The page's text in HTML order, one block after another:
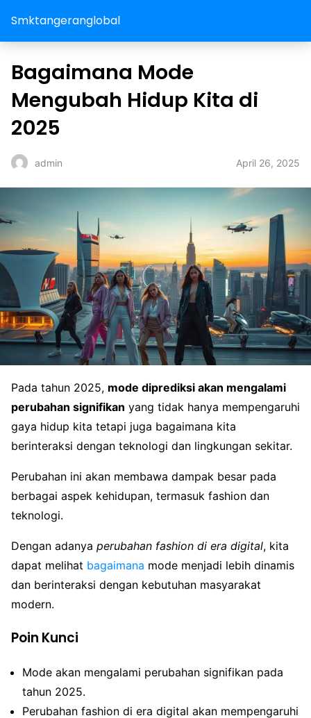
Smktangeranglobal
Bagaimana Mode
Mengubah Hidup Kita di
2025
admin April 26, 2025
Pada tahun 2025, mode diprediksi akan mengalami
perubahan signifikan yang tidak hanya mempengaruhi
gaya hidup kita tetapi juga bagaimana kita
berinteraksi dengan teknologi dan lingkungan sekitar.
Perubahan ini akan membawa dampak besar pada
berbagai aspek kehidupan, termasuk fashion dan
teknologi.
Dengan adanya perubahan fashion di era digital, kita
dapat melihat bagaimana mode menjadi lebih dinamis
dan berinteraksi dengan kebutuhan masyarakat
modern.
Poin Kunci
Mode akan mengalami perubahan signifikan pada
tahun 2025.
Perubahan fashion di era digital akan mempengaruhi